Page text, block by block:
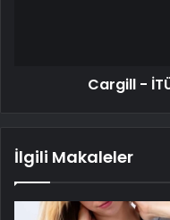
Cargill -
İlgili Makaleler